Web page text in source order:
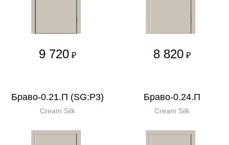
9 720 ₽ 8 820 ₽
Браво-0.21.П (SG:P3)
Cream Silk
Браво-0.24.П
Cream Silk